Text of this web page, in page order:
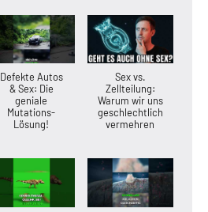
Defekte Autos
& Sex: Die
geniale
Mutations-
Lösung!
Sex vs.
Zellteilung:
Warum wir uns
geschlechtlich
vermehren